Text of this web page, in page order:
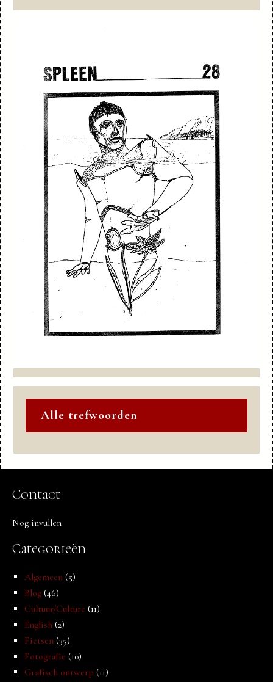
Alle trefwoorden
Contact
Nog invullen
Categorieën
Algemeen (5)
Blog (46)
Cultuur/Culture (11)
English (2)
Fietsen (35)
Fotografie (10)
Grafisch ontwerp (11)